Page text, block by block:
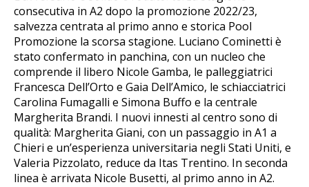
consecutiva in A2 dopo la promozione 2022/23,
salvezza centrata al primo anno e storica Pool
Promozione la scorsa stagione. Luciano Cominetti è
stato confermato in panchina, con un nucleo che
comprende il libero Nicole Gamba, le palleggiatrici
Francesca Dell’Orto e Gaia Dell’Amico, le schiacciatrici
Carolina Fumagalli e Simona Buffo e la centrale
Margherita Brandi. I nuovi innesti al centro sono di
qualità: Margherita Giani, con un passaggio in A1 a
Chieri e un’esperienza universitaria negli Stati Uniti, e
Valeria Pizzolato, reduce da Itas Trentino. In seconda
linea è arrivata Nicole Busetti, al primo anno in A2.